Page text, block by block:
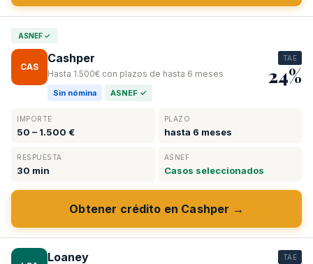
ASNEF ✓
CAS
Cashper
Hasta 1.500€ con plazos de hasta 6 meses
Sin nómina ASNEF ✓
TAE
24%
IMPORTE
50 – 1.500 €
PLAZO
hasta 6 meses
RESPUESTA
30 min
ASNEF
Casos seleccionados
Obtener crédito en Cashper →
Loaney TAE